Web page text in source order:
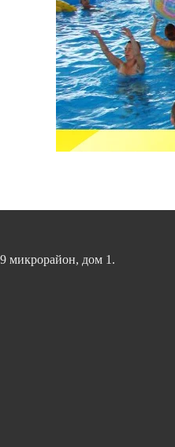
микрорайон, дом 1.